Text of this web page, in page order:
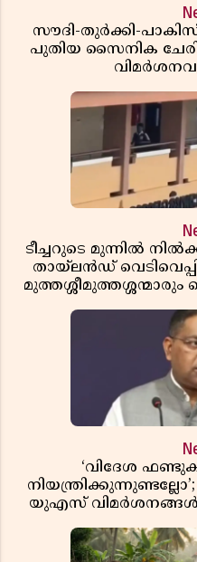
സൗദി-തുർക്കി-
പുതിയ സൈനിക
ടീച്ചറുടെ മുന്നിൽ
തായ്‌ലൻഡ്
മുത്തശ്ശീമുത്തശ്ശന്മാരും
‘വിദേശ
യുഎസ്